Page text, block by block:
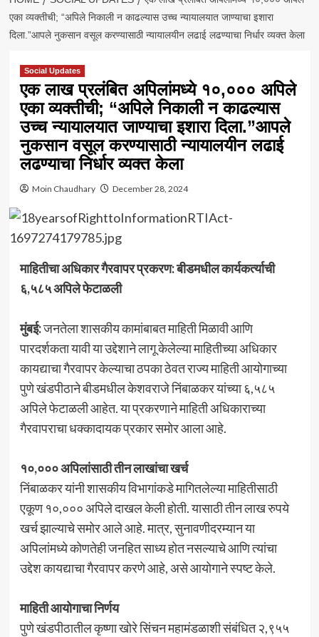
एका व्यक्तीची; “अपिले निकाली न काढल्यास उच्च न्यायालयात जाण्याचा इशारा
दिला.”आपले नुकसान वसूल करण्यासाठी न्यायालयीन लढाई लढण्याचा निर्धार व्यक्त केला
Social Updates
एक लाख प्रलंबित अपिलांमध्ये १०,००० अपिले
एका व्यक्तीची; “अपिले निकाली न काढल्यास
उच्च न्यायालयात जाण्याचा इशारा दिला.”आपले
नुकसान वसूल करण्यासाठी न्यायालयीन लढाई
लढण्याचा निर्धार व्यक्त केला
Moin Chaudhary December 28, 2024
माहितीचा अधिकार गैरवापर प्रकरण: बीडमधील कार्यकर्त्याची
६,५८५ अपिले फेटाळली
मुंबई:जनतेला शासकीय कामांबाबत माहिती मिळावी आणि
पारदर्शकता यावी या उद्देशाने लागू केलेल्या माहितीच्या अधिकार
कायद्याचा गैरवापर केल्याचा ठपका ठेवत राज्य माहिती आयोगाच्या
पुणे खंडपीठाने बीडमधील केशवराजे निंबाळकर यांच्या ६,५८५
अपिले फेटाळली आहेत. या प्रकरणाने माहिती अधिकाराच्या
गैरवापराचा धक्कादायक प्रकार समोर आला आहे.
१०,००० अपिलांसाठी तीन लाखांचा खर्च
निंबाळकर यांनी शासकीय विभागांकडे मागितलेल्या माहितीसाठी
एकूण १०,००० अपिले दाखल केली होती. यासाठी तीन लाख रुपये
खर्च झाल्याचे समोर आले आहे. मात्र, सुनावणीदरम्यान या
अपिलांमध्ये कोणतेही जनहित साध्य होत नसल्याचे आणि त्यांचा
उद्देश कायद्याचा गैरवापर करणे आहे, असे आयोगाने स्पष्ट केले.
माहिती आयोगाचा निर्णय
पुणे खंडपीठातील कृष्णा खोरे सिंचन महामंडळाशी संबंधित २,९५५